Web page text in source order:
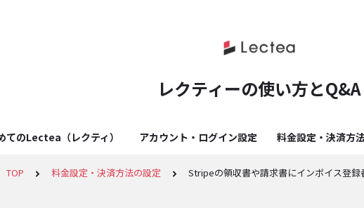
レクティーの使い方とQ&A
てのLectea（レクティ） アカウント・ログイン設定 料金設定・決済方
TOP 料金設定・決済方法の設定 Stripeの領収書や請求書にインボイス登録